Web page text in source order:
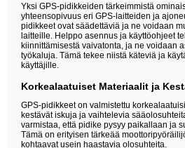
Yksi GPS-pidikkeiden tärkeimmistä
yhteensopivuus eri GPS-laitteiden ja
pidikkeet ovat säädettäviä ja ne voidaan
laitteille. Helppo asennus ja käyttöohjeet
kiinnittämisestä vaivatonta, ja ne voidaan
työkaluja. Tämä tekee niistä käteviä ja
käyttäjille.
Korkealaatuiset Materiaalit ja
GPS-pidikkeet on valmistettu
kestävät iskuja ja vaihtelevia
varmistaa, että pidike pysyy paikallaan ja
Tämä on erityisen tärkeää
kohtaavat usein haastavia olosuhteita.